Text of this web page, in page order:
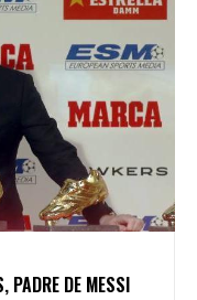
PADRE DE MESSI